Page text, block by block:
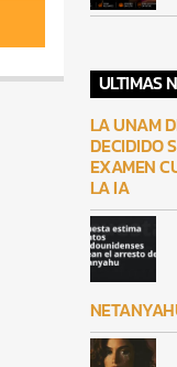
ULTIMAS
LA UNAM
DECIDIDO
EXAMEN
LA IA